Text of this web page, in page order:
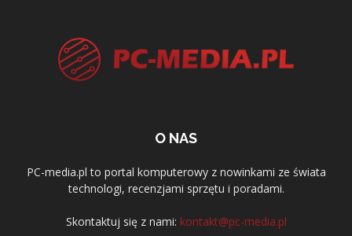
O NAS
PC-media.pl to portal komputerowy z nowinkami ze świata
technologi, recenzjami sprzętu i poradami.
Skontaktuj się z nami: kontakt@pc-media.pl